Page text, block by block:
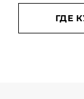
невидимый
лица SPF
ГДЕ